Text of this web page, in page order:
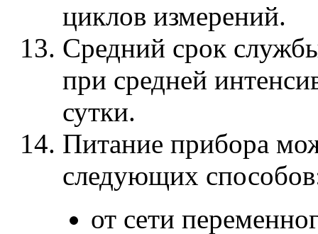
циклов измерений.
Средний срок
при средней
сутки.
Питание прибора
следующих
от сети